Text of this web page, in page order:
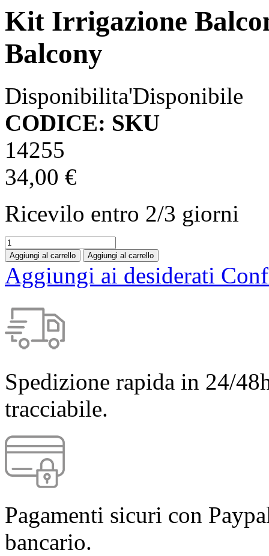
Kit Irrigazione
Balcony
Disponibilita'Disponibile
CODICE: SKU
14255
34,00 €
Ricevilo entro 2/3 giorni
Aggiungi al carrello Aggiungi al carrello
Aggiungi ai desiderati
Spedizione rapida in 24/
tracciabile.
Pagamenti sicuri con
bancario.